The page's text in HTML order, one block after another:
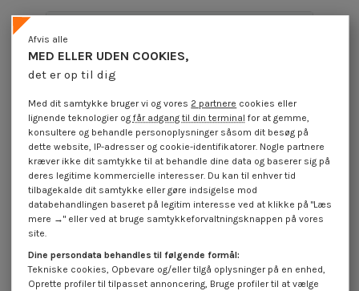
Produktoplysninger
Beskrivelse
Anmeldelser (0)
16 andre varer i den samme kategori:
På tilbud!
På tilbud!
MED ELLER UDEN COOKIES,
det er op til dig
Afvis alle
Med dit samtykke bruger vi og vores 2 partnere cookies eller
lignende teknologier ogfår adgang til din terminal for at gemme,
konsultere og behandle personoplysninger såsom dit besøg på
dette website, IP-adresser og cookie-identifikatorer. Nogle partnere
kræver ikke dit samtykke til at behandle dine data og baserer sig på
deres legitime kommercielle interesser. Du kan til enhver tid
tilbagekalde dit samtykke eller gøre indsigelse mod
databehandlingen baseret på legitim interesse ved at klikke på "Læs
mere →" eller ved at bruge samtykkeforvaltningsknappen på vores
site.
Dine persondata behandles til følgende formål:
Tekniske cookies, Opbevare og/eller tilgå oplysninger på en enhed,
Oprette profiler til tilpasset annoncering, Bruge profiler til at vælge